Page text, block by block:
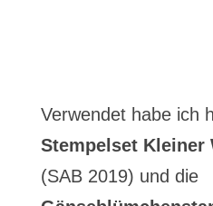
Verwendet habe ich
Stempelset Kleiner
(SAB 2019) und die